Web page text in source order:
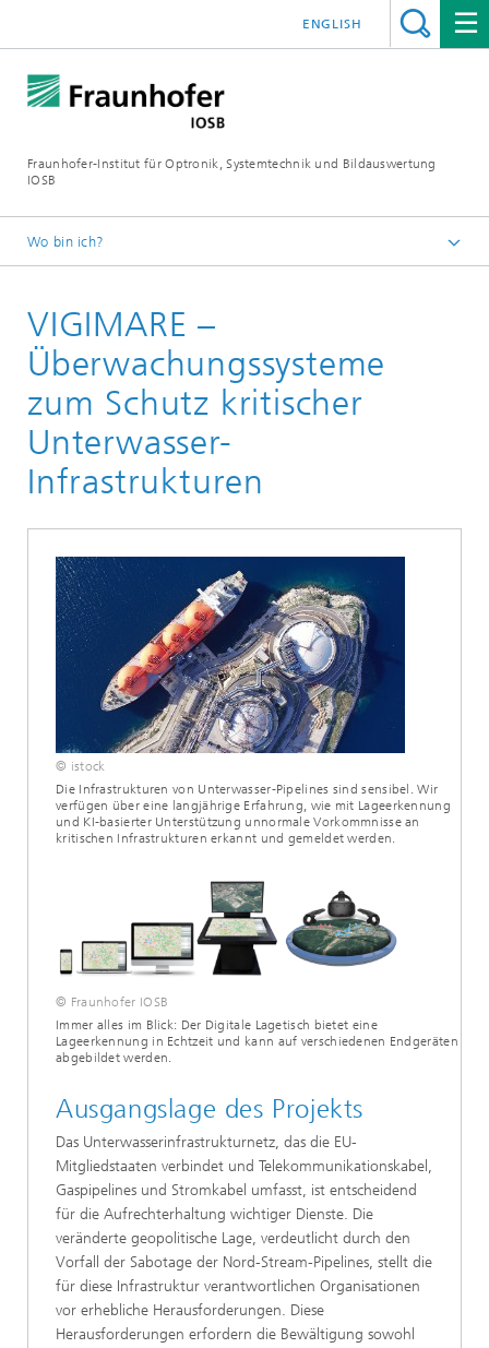
Fraunhofer-Institut für Optronik, Systemtechnik und Bildauswertung
IOSB
ENGLISH
Wo bin ich?
Projekte und Produkte
VIGIMARE –
Überwachungssysteme
zum Schutz kritischer
Unterwasser-
Infrastrukturen
© istock
Die Infrastrukturen von Unterwasser-Pipelines sind sensibel. Wir
verfügen über eine langjährige Erfahrung, wie mit Lageerkennung
und KI-basierter Unterstützung unnormale Vorkommnisse an
kritischen Infrastrukturen erkannt und gemeldet werden.
© Fraunhofer IOSB
Immer alles im Blick: Der Digitale Lagetisch bietet eine
Lageerkennung in Echtzeit und kann auf verschiedenen Endgeräten
abgebildet werden.
Ausgangslage des Projekts
Das Unterwasserinfrastrukturnetz, das die EU-
Mitgliedstaaten verbindet und Telekommunikationskabel,
Gaspipelines und Stromkabel umfasst, ist entscheidend
für die Aufrechterhaltung wichtiger Dienste. Die
veränderte geopolitische Lage, verdeutlicht durch den
Vorfall der Sabotage der Nord-Stream-Pipelines, stellt die
für diese Infrastruktur verantwortlichen Organisationen
vor erhebliche Herausforderungen. Diese
Herausforderungen erfordern die Bewältigung sowohl